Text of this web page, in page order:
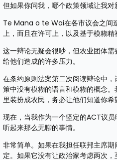
但如果你问我，哪个政策领域让我
Te Mana o te Wai在各市议会之间
上，而且在许可上，以及基于模糊
这一辩论无疑会很吵，但农业团体
给他们造成的许多压力。
在条约原则法案第二次阅读辩论中
策中没有模糊的语言和模糊的概念
里装扮成农民，务必让他们知道你希
现在，当我作为一个坚定的ACT议
听起来那么无聊的事情。
非常简单。如果在我担任联邦主席
定。如果它没有让政治家考虑两次